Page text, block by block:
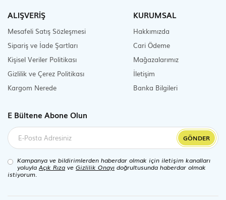
ALIŞVERİŞ
Mesafeli Satış Sözleşmesi
Sipariş ve İade Şartları
Kişisel Veriler Politikası
Gizlilik ve Çerez Politikası
Kargom Nerede
KURUMSAL
Hakkımızda
Cari Ödeme
Mağazalarımız
İletişim
Banka Bilgileri
E Bültene Abone Olun
GÖNDER
Kampanya ve bildirimlerden haberdar olmak için iletişim kanalları
yoluylaAçık Rıza ve Gizlilik Onayı doğrultusunda haberdar olmak
istiyorum.